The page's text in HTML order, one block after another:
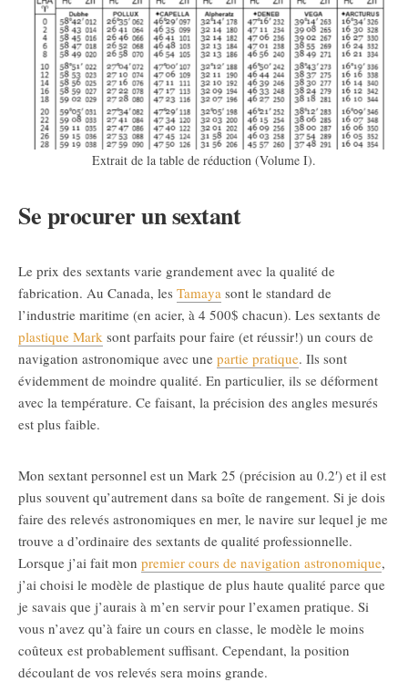
Extrait de la table de réduction (Volume I).
Se procurer un sextant
Le prix des sextants varie grandement avec la qualité de
fabrication. Au Canada, les Tamaya sont le standard de
l’industrie maritime (en acier, à 4 500$ chacun). Les sextants de
plastique Mark sont parfaits pour faire (et réussir!) un cours de
navigation astronomique avec une partie pratique. Ils sont
évidemment de moindre qualité. En particulier, ils se déforment
avec la température. Ce faisant, la précision des angles mesurés
est plus faible.
Mon sextant personnel est un Mark 25 (précision au 0.2′) et il est
plus souvent qu’autrement dans sa boîte de rangement. Si je dois
faire des relevés astronomiques en mer, le navire sur lequel je me
trouve a d’ordinaire des sextants de qualité professionnelle.
Lorsque j’ai fait mon premier cours de navigation astronomique,
j’ai choisi le modèle de plastique de plus haute qualité parce que
je savais que j’aurais à m’en servir pour l’examen pratique. Si
vous n’avez qu’à faire un cours en classe, le modèle le moins
coûteux est probablement suffisant. Cependant, la position
découlant de vos relevés sera moins grande.